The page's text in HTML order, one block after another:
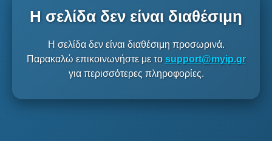
Η σελίδα δεν είναι διαθέσιμη
Η σελίδα δεν είναι διαθέσιμη προσωρινά.
Παρακαλώ επικοινωνήστε με το support@myip.gr
για περισσότερες πληροφορίες.